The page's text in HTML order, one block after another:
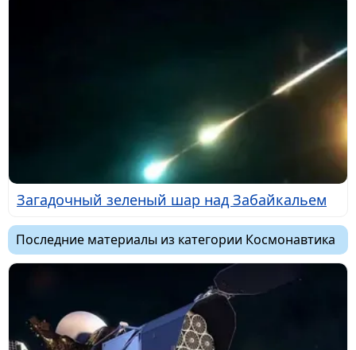
Загадочный зеленый шар над Забайкальем
Последние материалы из категории Космонавтика